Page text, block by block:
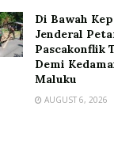
Di Bawah
Jenderal
Pascakonflik
Demi
Maluku
AUGUST 6, 2026